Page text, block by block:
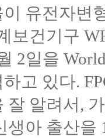
이 유전자변
보건기구
2일을
고 있다.
잘 알려서,
생아 출산을